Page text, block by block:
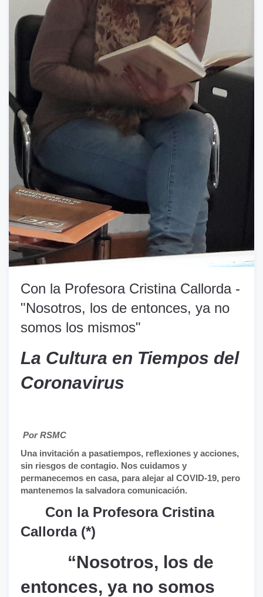
Con la Profesora Cristina Callorda -
"Nosotros, los de entonces, ya no
somos los mismos"
La Cultura en Tiempos del
Coronavirus
Por RSMC
Una invitación a pasatiempos, reflexiones y acciones,
sin riesgos de contagio. Nos cuidamos y
permanecemos en casa, para alejar al COVID-19, pero
mantenemos la salvadora comunicación.
Con la Profesora Cristina
Callorda (*)
“Nosotros, los de
entonces, ya no somos